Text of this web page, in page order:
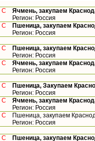
С
Ячмень, закупаем
Регион: Россия
С
Пшеница, закупаем
Регион: Россия
С
Пшеница, закупаем
Регион: Россия
С
Ячмень, закупаем
Регион: Россия
С
Пшеница, Закупаем
Регион: Россия
С
Ячмень, закупаем
Регион: Россия
С
Пшеница, закупаем
Регион: Россия
С Пшеница, закупаем